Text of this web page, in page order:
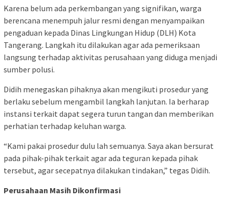
Karena belum ada perkembangan yang signifikan, warga
berencana menempuh jalur resmi dengan menyampaikan
pengaduan kepada Dinas Lingkungan Hidup (DLH) Kota
Tangerang. Langkah itu dilakukan agar ada pemeriksaan
langsung terhadap aktivitas perusahaan yang diduga menjadi
sumber polusi.
Didih menegaskan pihaknya akan mengikuti prosedur yang
berlaku sebelum mengambil langkah lanjutan. Ia berharap
instansi terkait dapat segera turun tangan dan memberikan
perhatian terhadap keluhan warga.
“Kami pakai prosedur dulu lah semuanya. Saya akan bersurat
pada pihak-pihak terkait agar ada teguran kepada pihak
tersebut, agar secepatnya dilakukan tindakan,” tegas Didih.
Perusahaan Masih Dikonfirmasi